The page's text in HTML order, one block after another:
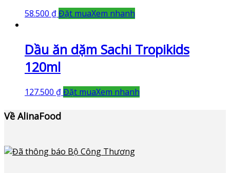
58.500 ₫Đặt muaXem nhanh
Dầu ăn dặm Sachi Tropikids
120ml
127.500 ₫Đặt muaXem nhanh
Về AlinaFood